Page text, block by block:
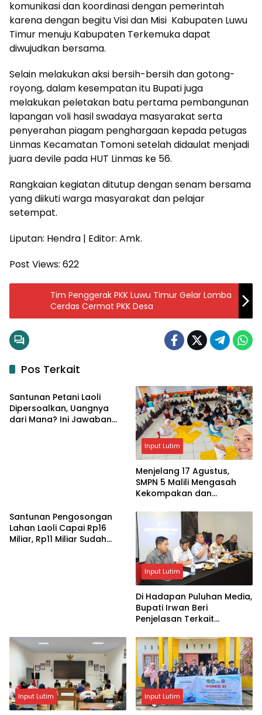
komunikasi dan koordinasi dengan pemerintah
karena dengan begitu Visi dan Misi Kabupaten Luwu
Timur menuju Kabupaten Terkemuka dapat
diwujudkan bersama.
Selain melakukan aksi bersih-bersih dan gotong-
royong, dalam kesempatan itu Bupati juga
melakukan peletakan batu pertama pembangunan
lapangan voli hasil swadaya masyarakat serta
penyerahan piagam penghargaan kepada petugas
Linmas Kecamatan Tomoni setelah didaulat menjadi
juara devile pada HUT Linmas ke 56.
Rangkaian kegiatan ditutup dengan senam bersama
yang diikuti warga masyarakat dan pelajar
setempat.
Liputan: Hendra | Editor: Amk.
Post Views: 622
Tim Penggerak PKK Luwu Timur Gelar Lomba
Cerdas Cermat PKK Desa
Pos Terkait
Input Lutim
Santunan Petani Laoli
Dipersoalkan, Uangnya
dari Mana? Ini Jawaban
Input Lutim
Menjelang 17 Agustus,
SMPN 5 Malili Mengasah
Kekompakan dan
Santunan Pengosongan
Lahan Laoli Capai Rp16
Miliar, Rp11 Miliar Sudah
Input Lutim
Di Hadapan Puluhan Media,
Bupati Irwan Beri
Penjelasan Terkait
Input Lutim Input Lutim